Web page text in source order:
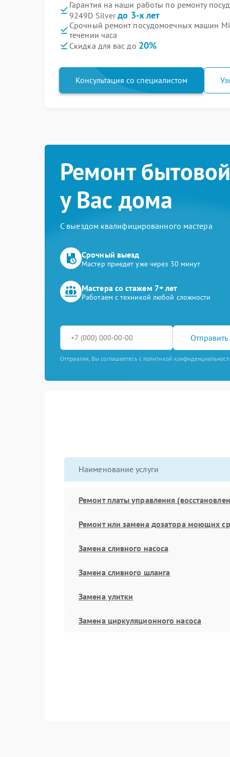
Гарантия на наши работы по ремонту
9249D Silverдо 3-х лет
Срочный ремонт посудомоечных машин
течении часа
Скидка для вас до 20%
Консультация со специалистом
Ремонт
у Вас дома
С выездом квалифицированного мастера
Срочный выезд
Мастер приедет уже через 30 минут
Мастера со стажем 7+ лет
Работаем с техникой любой сложности
Отправить
Отправляя, Вы соглашаетесь с политикой
Наименование услуги
Ремонт платы управления
Ремонт или замена дозатора моющих
Замена сливного насоса
Замена сливного шланга
Замена улитки
Замена циркуляционного насоса